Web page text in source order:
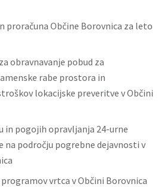
proračuna Občine Borovnica za leto
obravnavanje pobud za
rabe prostora in
lokacijske preveritve v Občini
in pogojih opravljanja 24-urne
na področju pogrebne dejavnosti v
vrtca v Občini Borovnica